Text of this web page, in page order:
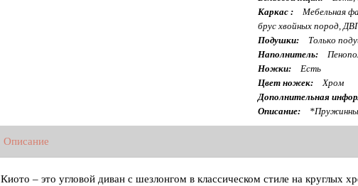
Каркас :
Мебельная
брус хвойных пород,
Подушки:
Только
Наполнитель:
Ножки:
Есть
Цвет ножек:
Хром
Дополнительная
Описание:
Описание
Киото – это угловой диван с шезлонгом в классическом стиле на круглых